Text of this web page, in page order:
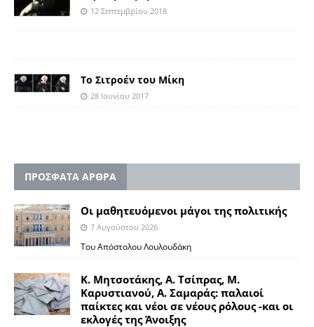
12 Σεπτεμβρίου 2018
Το Σιτροέν του Μίκη
28 Ιουνίου 2017
ΠΡΟΣΦΑΤΑ ΑΡΘΡΑ
Οι μαθητευόμενοι μάγοι της πολιτικής
7 Αυγούστου 2026
Του Απόστολου Λουλουδάκη
Κ. Μητσοτάκης, Α. Τσίπρας, Μ.
Καρυστιανού, Α. Σαμαράς: παλαιοί
παίκτες και νέοι σε νέους ρόλους -και οι
εκλογές της Άνοιξης